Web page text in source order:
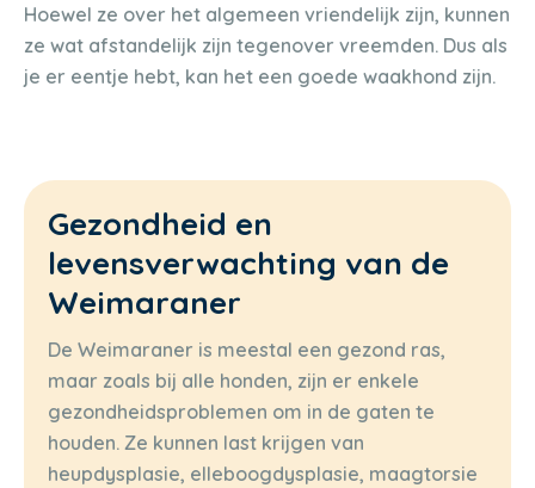
Hoewel ze over het algemeen vriendelijk zijn, kunnen
ze wat afstandelijk zijn tegenover vreemden. Dus als
je er eentje hebt, kan het een goede waakhond zijn.
Gezondheid en
levensverwachting van de
Weimaraner
De Weimaraner is meestal een gezond ras,
maar zoals bij alle honden, zijn er enkele
gezondheidsproblemen om in de gaten te
houden. Ze kunnen last krijgen van
heupdysplasie, elleboogdysplasie, maagtorsie